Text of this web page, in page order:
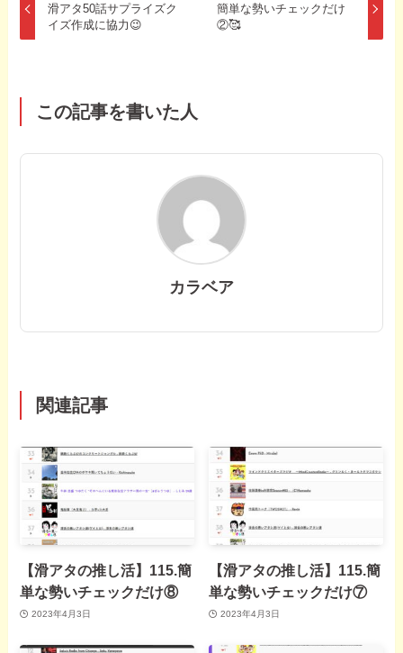
滑アタ50話サプライズク
イズ作成に協力😉
簡単な勢いチェックだけ
②🥰
この記事を書いた人
カラベア
関連記事
【滑アタの推し活】115.簡
単な勢いチェックだけ⑧
2023年4月3日
【滑アタの推し活】115.簡
単な勢いチェックだけ⑦
2023年4月3日